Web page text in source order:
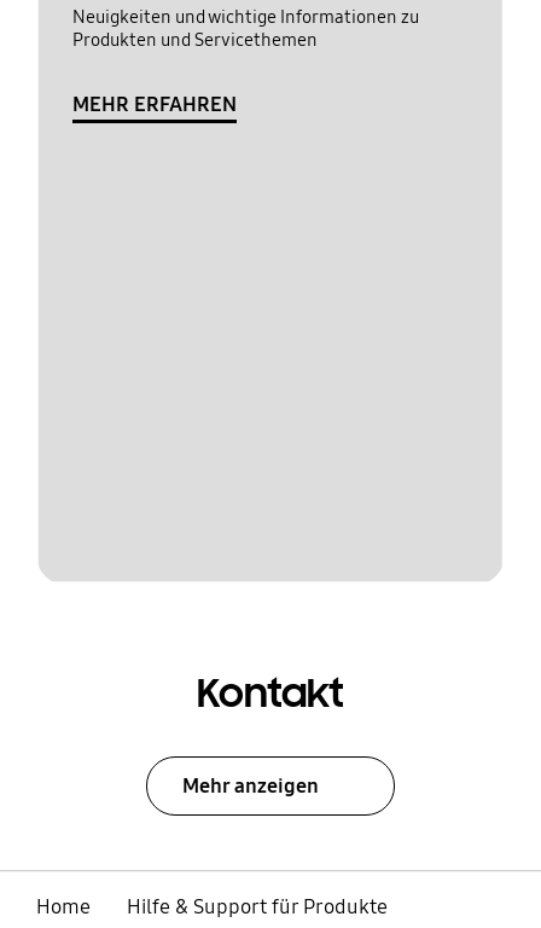
Neuigkeiten und wichtige Informationen zu
Produkten und Servicethemen
MEHR ERFAHREN
Kontakt
Mehr anzeigen
Home
Hilfe & Support für Produkte